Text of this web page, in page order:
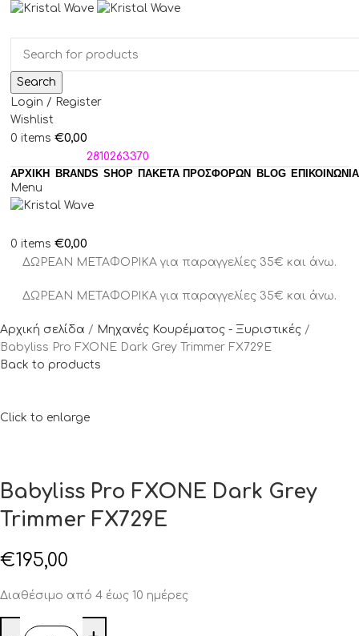
Search
Login / Register
Wishlist
0 items €0,00
2810263370
ΑΡΧΙΚΗ
BRANDS SHOP ΠΑΚΈΤΑ ΠΡΟΣΦΟΡΏΝ BLOG ΕΠΙΚΟΙΝΩΝΙΑ
Menu
0 items €0,00
ΔΩΡΕΑΝ ΜΕΤΑΦΟΡΙΚΑ για παραγγελίες 35€ και άνω.
ΔΩΡΕΑΝ ΜΕΤΑΦΟΡΙΚΑ για παραγγελίες 35€ και άνω.
Αρχική σελίδα
Μηχανές Κουρέματος - Ξυριστικές
Babyliss Pro FXONE Dark Grey Trimmer FX729E
Back to products
Click to enlarge
Babyliss Pro FXONE Dark Grey
Trimmer FX729E
€195,00
Διαθέσιμο από 4 έως 10 ημέρες